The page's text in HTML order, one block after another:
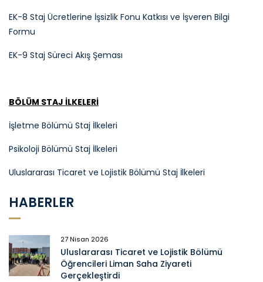
EK-8 Staj Ücretlerine İşsizlik Fonu Katkısı ve İşveren Bilgi
Formu
EK-9 Staj Süreci Akış Şeması
BÖLÜM STAJ İLKELERİ
İşletme Bölümü Staj İlkeleri
Psikoloji Bölümü Staj İlkeleri
Uluslararası Ticaret ve Lojistik Bölümü Staj İlkeleri
HABERLER
27 Nisan 2026
Uluslararası Ticaret ve Lojistik Bölümü
Öğrencileri Liman Saha Ziyareti
Gerçekleştirdi